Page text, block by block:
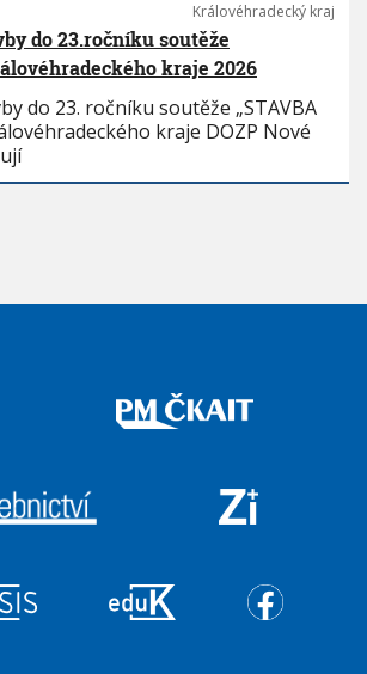
Královéhradecký kraj
do 23.ročníku soutěže
kraje 2026
do 23. ročníku soutěže „STAVBA
kraje DOZP Nové